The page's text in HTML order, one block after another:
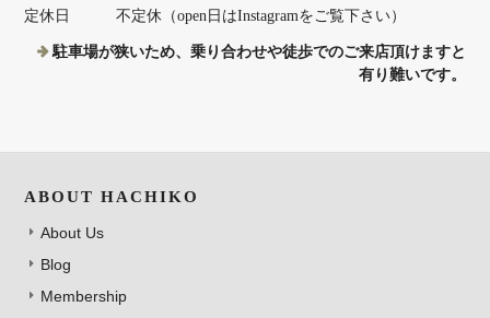
定休日
不定休（open日はInstagramをご覧下さい）
駐車場が狭いため、乗り合わせや徒歩でのご来店頂けますと
有り難いです。
ABOUT HACHIKO
About Us
Blog
Membership